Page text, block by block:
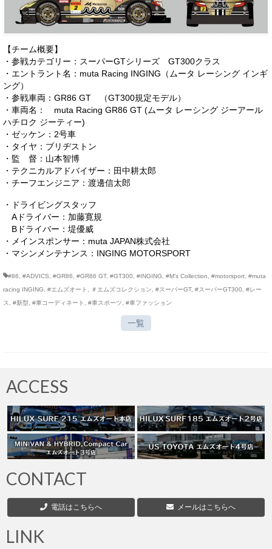
【チーム概要】
・参戦カテゴリー：スーパーGTシリーズ GT300クラス
・エントラント名：muta Racing INGING（ムータ レーシング インギ
ング）
・参戦車両：GR86 GT （GT300規定モデル）
・車両名： muta Racing GR86 GT (ムータ レーシング ジーアール
ハチロク ジーティー)
・ゼッケン：2号車
・タイヤ：ブリヂストン
・監 督：山本智博
・テクニカルアドバイザー：田中耕太郎
・チーフエンジニア：渡邊信太郎
・ドライビングスタッフ
Aドライバー：加藤寛規
Bドライバー：堤優威
・メインスポンサー：muta JAPAN株式会社
・マシンメンテナンス：INGING MOTORSPORT
#86 #ADVICS #GR86 #GR86 GT, #GT300 #INGING #M’s Collection #motorsport #muta
racing INGING
#エムズオート ＃エムズコレクション #スーパーGT, #スーパーGT300
#レー
ス
#新型 #車コーディネート #車スポーツ #車ファッション
一覧
ACCESS
CONTACT
電話はこちらへ メールはこちらへ
LINK